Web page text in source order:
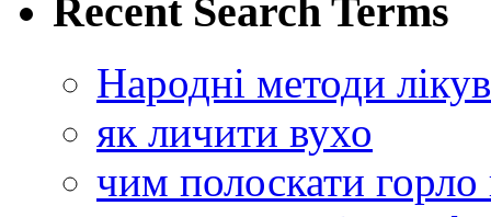
Recent Search Terms
Народні методи
як личити вухо
чим полоскати горло